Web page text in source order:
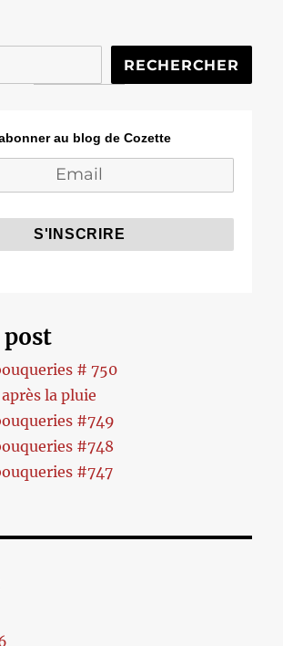
RECHERCHER
au blog de Cozette
# 750
la pluie
#749
#748
#747